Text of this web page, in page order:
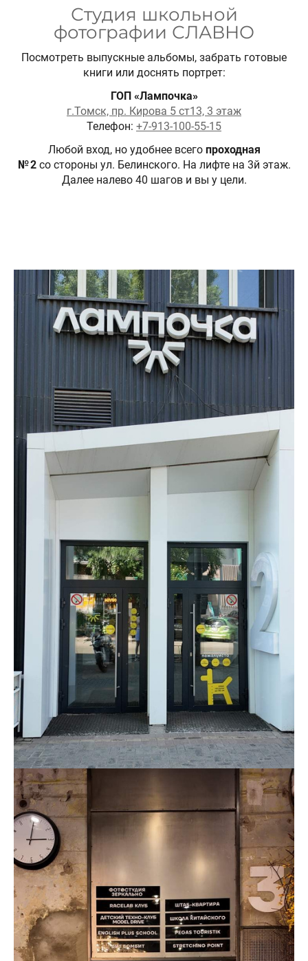
Студия школьной
фотографии СЛАВНО
Посмотреть выпускные альбомы, забрать готовые
книги или доснять портрет:
ГОП «Лампочка»
г.Томск, пр. Кирова 5 ст13, 3 этаж
Телефон: +7-913-100-55-15
Любой вход, но удобнее всего проходная
№ 2со стороны ул. Белинского. На лифте на 3й этаж.
Далее налево 40 шагов и вы у цели.